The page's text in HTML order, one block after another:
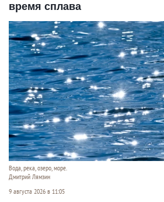
время сплава
Вода, река, озеро, море.
Дмитрий Лямзин
9 августа 2026 в 11:05